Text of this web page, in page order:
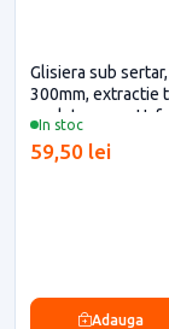
In stoc
Glisiera sub
300mm, extractie
push to open,
59,50 lei
Adauga